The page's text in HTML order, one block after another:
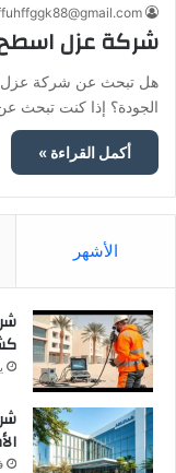
شركة عزل اسطح
هل تبحث عن شركة عزل
الجودة؟ إذا كنت تبحث
أكمل القراءة »
الأشهر